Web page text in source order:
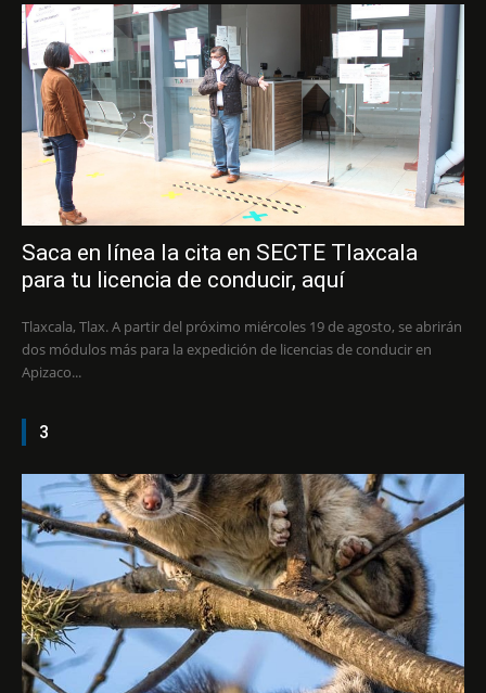
Saca en línea la cita en SECTE Tlaxcala
para tu licencia de conducir, aquí
Tlaxcala, Tlax. A partir del próximo miércoles 19 de agosto, se abrirán
dos módulos más para la expedición de licencias de conducir en
Apizaco...
3